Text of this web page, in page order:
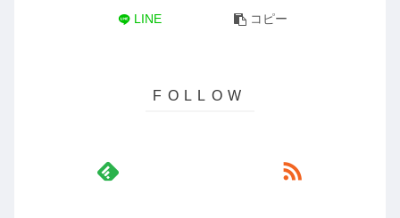
LINE コピー